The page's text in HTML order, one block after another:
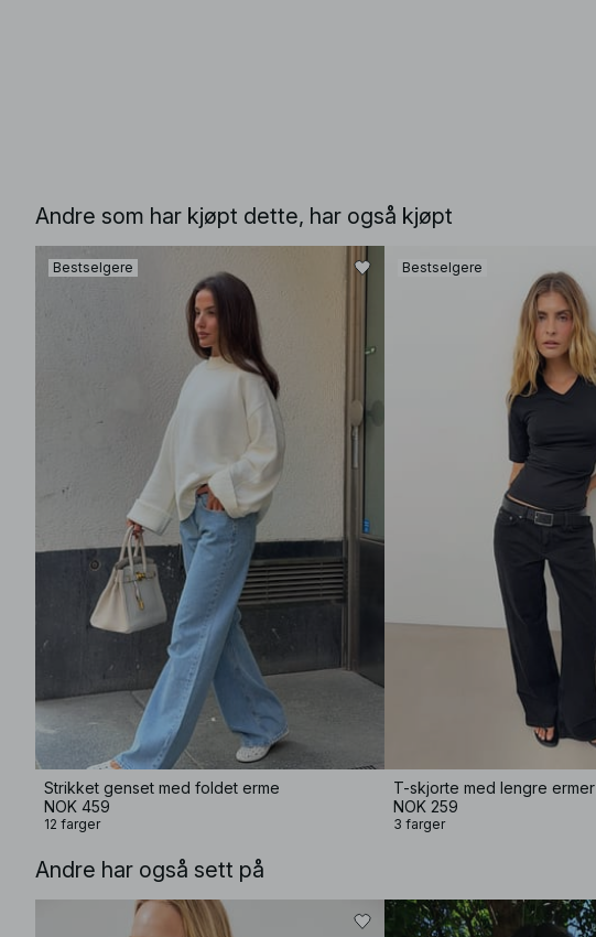
Andre som har kjøpt dette, har også kjøpt
Bestselgere
Strikket genset med foldet erme
NOK 459
12 farger
Bestselgere
T-skjorte med lengre ermer
NOK 259
3 farger
Andre har også sett på